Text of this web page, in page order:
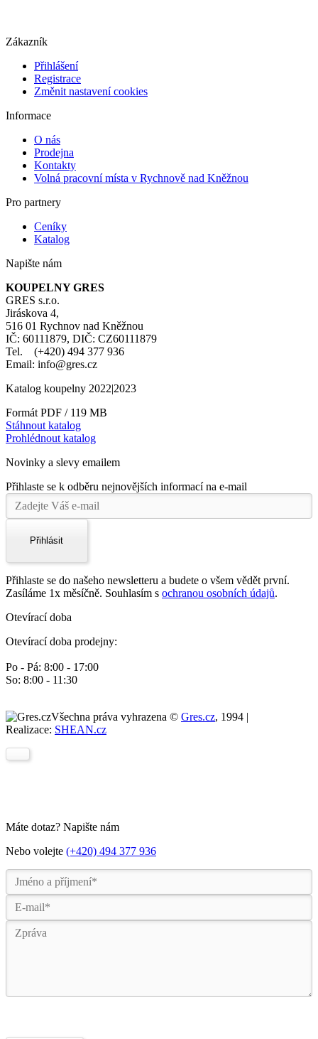
Zákazník
Přihlášení
Registrace
Změnit nastavení cookies
Informace
O nás
Prodejna
Kontakty
Volná pracovní místa v Rychnově nad Kněžnou
Pro partnery
Ceníky
Katalog
Napište nám
KOUPELNY GRES
GRES s.r.o.
Jiráskova 4,
516 01 Rychnov nad Kněžnou
IČ: 60111879, DIČ: CZ60111879
Tel. (+420) 494 377 936
Email: info@gres.cz
Katalog koupelny 2022|2023
Formát PDF / 119 MB
Stáhnout katalog
Prohlédnout katalog
Novinky a slevy emailem
Přihlaste se k odběru nejnovějších informací na e-mail
Přihlásit
Přihlaste se do našeho newsletteru a budete o všem vědět první.
Zasíláme 1x měsíčně. Souhlasím s ochranou osobních údajů.
Otevírací doba
Otevírací doba prodejny:
Po - Pá: 8:00 - 17:00
So: 8:00 - 11:30
Všechna práva vyhrazena © Gres.cz, 1994 |
Realizace: SHEAN.cz
Máte dotaz? Napište nám
Nebo volejte (+420) 494 377 936